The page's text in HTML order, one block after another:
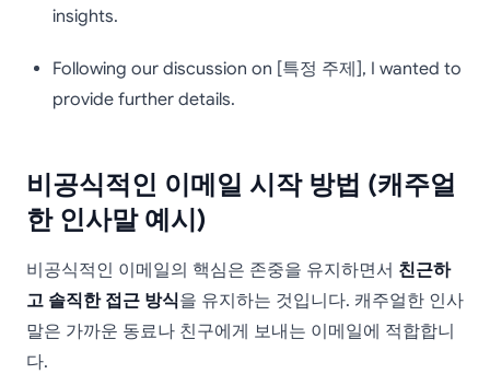
insights.
Following our discussion on [특정 주제], I wanted to
provide further details.
비공식적인 이메일 시작 방법 (캐주얼
한 인사말 예시)
비공식적인 이메일의 핵심은 존중을 유지하면서 친근하
고 솔직한 접근 방식을 유지하는 것입니다. 캐주얼한 인사
말은 가까운 동료나 친구에게 보내는 이메일에 적합합니
다.